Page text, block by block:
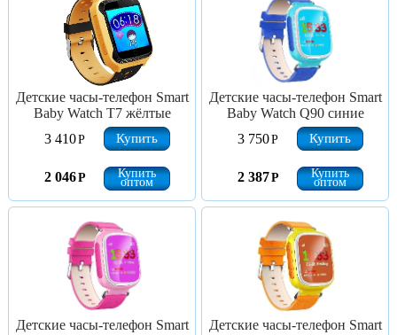
Детские часы-телефон Smart
Baby Watch T7 жёлтые
3 410Р Купить
2 046Р Купить
оптом
Детские часы-телефон Smart
Baby Watch Q90 синие
3 750Р Купить
2 387Р Купить
оптом
Детские часы-телефон Smart
Детские часы-телефон Smart